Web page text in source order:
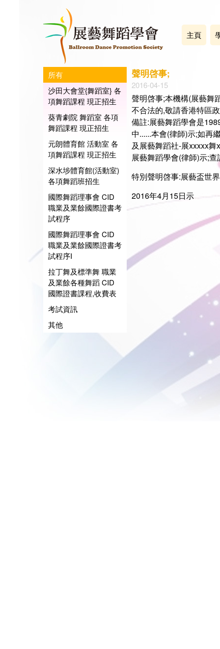
主頁
所有
沙田大會堂{舞蹈室} 各
項舞蹈課程 現正招生
葵青劇院 舞蹈室 各項
舞蹈課程 現正招生
元朗體育館 活動室 各
項舞蹈課程 現正招生
深水埗體育館(活動室)
各項舞蹈班招生
國際舞蹈理事會 CID
職業及業餘國際證書考
試程序
國際舞蹈理事會 CID
職業及業餘國際證書考
試程序I
拉丁舞及標準舞 職業
及業餘各種舞蹈 CID
國際證書課程,收費表
考試資訊
其他
聲明啓事;
2016-04-15
聲明啓事;本機構(展藝舞
不合法的,敬請香港特區
備註:展藝舞蹈學會是
中......本會(律師)示;如再
及展藝舞蹈社-展xxxxx
展藝舞蹈學會(律師)示;
特別聲明啓事:展藝盃世
2016年4月15日示